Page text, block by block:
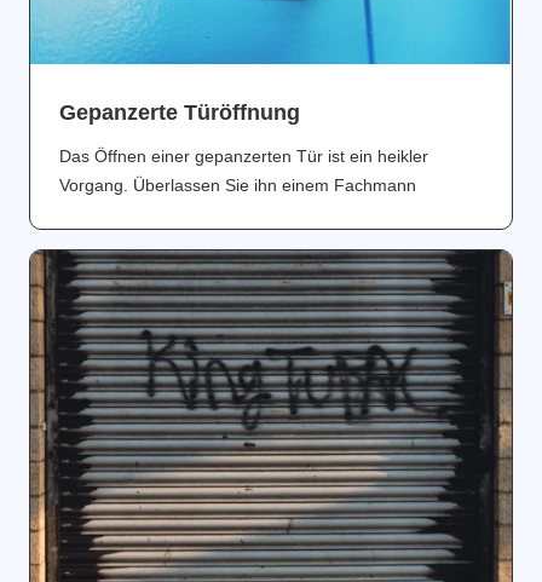
Gepanzerte Türöffnung
Das Öffnen einer gepanzerten Tür ist ein heikler
Vorgang. Überlassen Sie ihn einem Fachmann